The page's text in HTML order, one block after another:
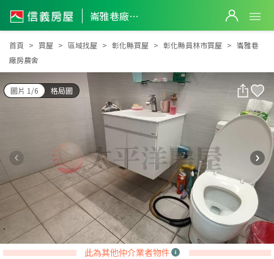
崙雅巷廠房農舍
崙雅巷廠房農舍
首頁 買屋 區域找屋 彰化縣買屋 彰化縣員林市買屋
崙雅巷
廠房農舍
圖片 1/6 格局圖
此為其他仲介業者物件